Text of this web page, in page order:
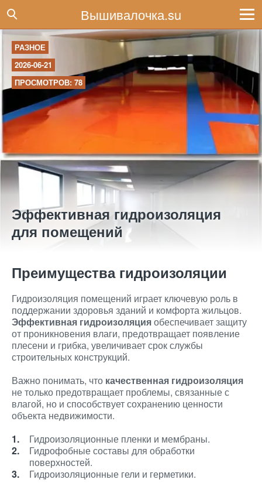
Вышивалочка.su
РАЗНОЕ
2026-06-21
ПРОСМОТРОВ: 78
Эффективная гидроизоляция
для помещений
Преимущества гидроизоляции
Гидроизоляция помещений играет ключевую роль в
поддержании здоровья зданий и комфорта жильцов.
Эффективная гидроизоляцияобеспечивает защиту
от проникновения влаги, предотвращает появление
плесени и грибка, увеличивает срок службы
строительных конструкций.
Важно понимать, что качественная гидроизоляция
не только предотвращает проблемы, связанные с
влагой, но и способствует сохранению ценности
объекта недвижимости.
Гидроизоляционные пленки и мембраны.
Гидрофобные составы для обработки
поверхностей.
Гидроизоляционные гели и герметики.